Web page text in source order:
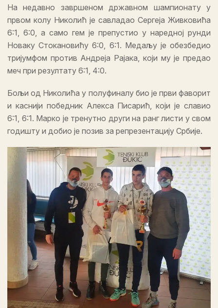
На недавно завршеном државном шампионату у
првом колу Николић је савладао Сергеја Живковића
6:1, 6:0, а само гем је препустио у наредној рунди
Новаку Стокановићу 6:0, 6:1. Медаљу је обезбедио
тријумфом против Андреја Рајака, који му је предао
меч при резултату 6:1, 4:0.
Бољи од Николића у полуфиналу био је први фаворит
и каснији победник Алекса Писарић, који је славио
6:1, 6:1. Марко је тренутно други на ранг листи у свом
годишту и добио је позив за репрезентацију Србије.